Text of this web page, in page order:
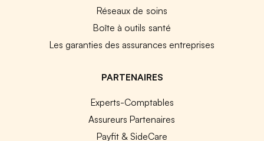
Réseaux de soins
Boîte à outils santé
Les garanties des assurances entreprises
PARTENAIRES
Experts-Comptables
Assureurs Partenaires
Payfit & SideCare